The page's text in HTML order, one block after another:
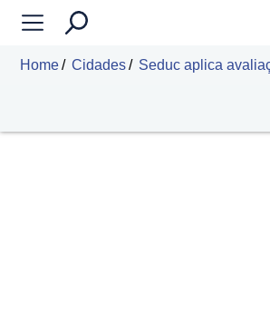
Home Cidades Seduc aplica